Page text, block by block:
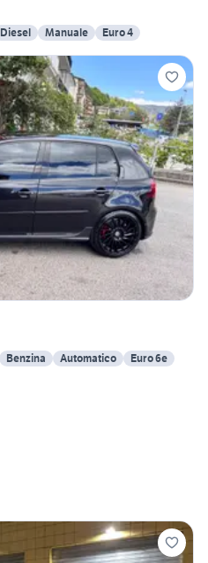
Diesel Manuale Euro 4
Benzina Automatico Euro 6e